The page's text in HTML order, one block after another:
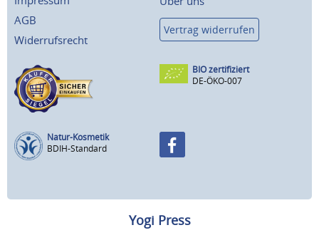
AGB
Widerrufsrecht
Vertrag widerrufen
BIO zertifiziert
DE-ÖKO-007
Natur-Kosmetik
BDIH-Standard
Yogi Press